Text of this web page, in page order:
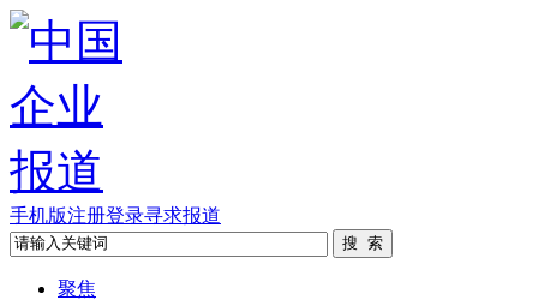
手机版注册登录寻求报道
聚焦